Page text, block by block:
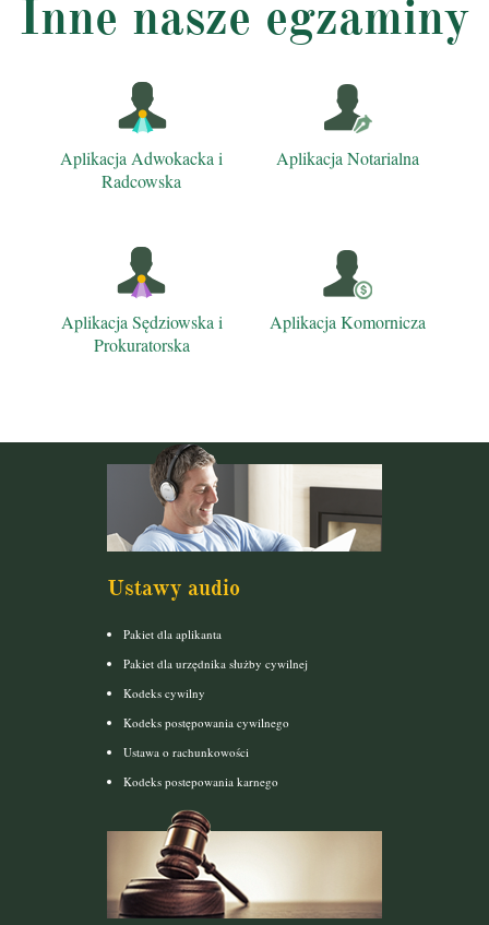
Inne nasze egzaminy
Aplikacja Adwokacka i
Radcowska
Aplikacja Notarialna
Aplikacja Sędziowska i
Prokuratorska
Aplikacja Komornicza
Ustawy audio
Pakiet dla aplikanta
Pakiet dla urzędnika służby cywilnej
Kodeks cywilny
Kodeks postępowania cywilnego
Ustawa o rachunkowości
Kodeks postepowania karnego